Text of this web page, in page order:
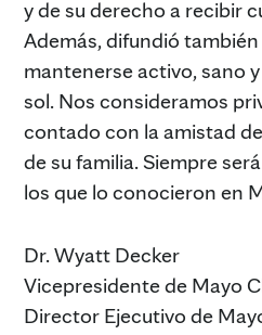
y de su derecho a recibir
Además, difundió
mantenerse activo, sano
sol. Nos consideramos
contado con la amistad
de su familia. Siempre
los que lo conocieron en
Dr. Wyatt Decker
Vicepresidente de Mayo
Director Ejecutivo de